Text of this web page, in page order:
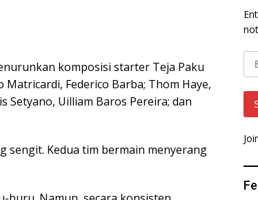
komposisi starter Teja Paku
Matricardi, Federico Barba; Thom Haye,
Setyano, Uilliam Baros Pereira; dan
sengit. Kedua tim bermain menyerang